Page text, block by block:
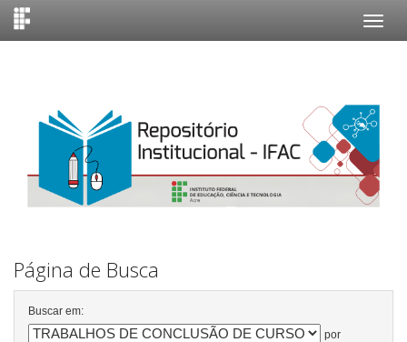
Página de Busca
Buscar em:
por